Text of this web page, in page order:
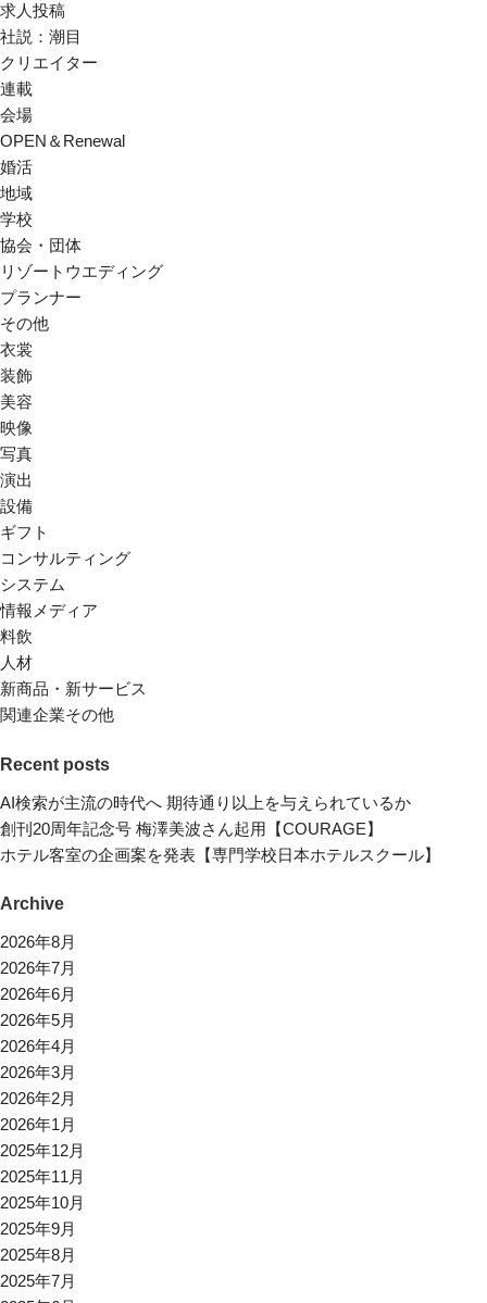
求人投稿
社説：潮目
クリエイター
連載
会場
OPEN＆Renewal
婚活
地域
学校
協会・団体
リゾートウエディング
プランナー
その他
衣裳
装飾
美容
映像
写真
演出
設備
ギフト
コンサルティング
システム
情報メディア
料飲
人材
新商品・新サービス
関連企業その他
Recent posts
AI検索が主流の時代へ 期待通り以上を与えられているか
創刊20周年記念号 梅澤美波さん起用【COURAGE】
ホテル客室の企画案を発表【専門学校日本ホテルスクール】
Archive
2026年8月
2026年7月
2026年6月
2026年5月
2026年4月
2026年3月
2026年2月
2026年1月
2025年12月
2025年11月
2025年10月
2025年9月
2025年8月
2025年7月